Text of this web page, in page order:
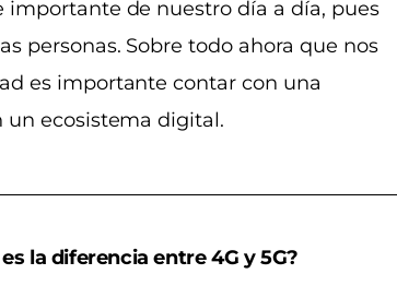
importante de nuestro día a día, pues
personas. Sobre todo ahora que nos
es importante contar con una
ecosistema digital.
es la diferencia entre 4G y 5G?